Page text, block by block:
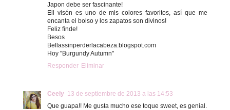
Japon debe ser fascinante!
Ell visón es uno de mis colores favoritos, así que me
encanta el bolso y los zapatos son divinos!
Feliz finde!
Besos
Bellassinperderlacabeza.blogspot.com
Hoy "Burgundy Autumn"
Responder Eliminar
Ceely 13 de septiembre de 2013 a las 14:53
Que guapa!! Me gusta mucho ese toque sweet, es genial.